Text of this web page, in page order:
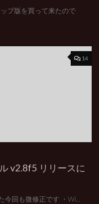
プ版を買って来たので
14
v2.8f5 リリースに
今回も微修正です ・Wi...